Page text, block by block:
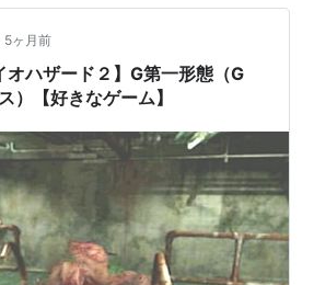
全なG生物に近づいている。 ウィリ
5ヶ月前
ハザード２】G第一形態（G
）【好きなゲーム】